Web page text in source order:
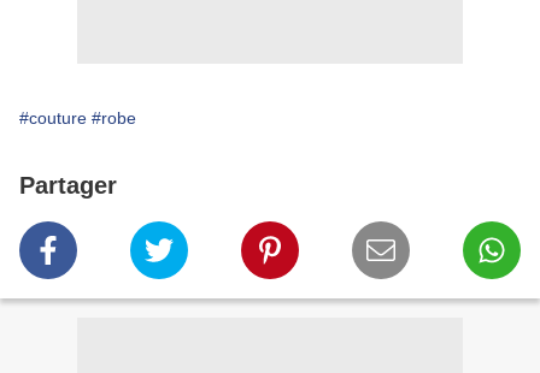
#couture #robe
Partager